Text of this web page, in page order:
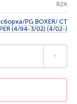
R2A
PG BOXER/ CT
(4/94-3/02) (4/02-)